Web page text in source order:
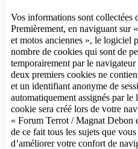
Vos informations sont collectées
Premièrement, en naviguant sur
et motos anciennes », le logiciel
nombre de cookies qui sont de
temporairement par le
deux premiers cookies ne
et un identifiant anonyme de
automatiquement assignés par
cookie sera créé lors de votre
« Forum Terrot / Magnat Debon
de ce fait tous les sujets que
d’améliorer votre confort de